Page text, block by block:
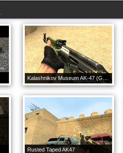
Rusted Taped AK47